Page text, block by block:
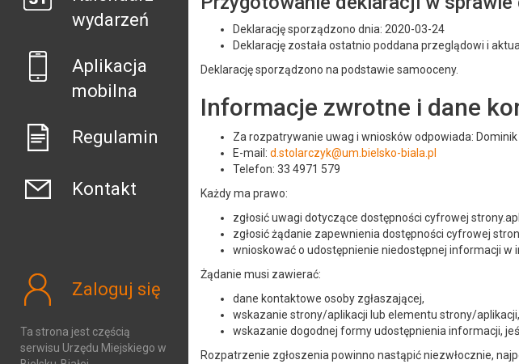
wydarzeń
Aplikacja
mobilna
Regulamin
Kontakt
Zaloguj się
Ta strona jest częścią
serwisu Urzędu Miejskiego w
Deklarację sporządzono dnia: 2020-03-24
Deklarację została ostatnio poddana przeglądowi i
Deklarację sporządzono na podstawie samooceny.
Informacje zwrotne i dane
Za rozpatrywanie uwag i wniosków odpowiada:
E-mail: d.stolarczyk@um.bielsko-biala.pl
Telefon: 33 4971 579
Każdy ma prawo:
zgłosić uwagi dotyczące dostępności cyfrowej
zgłosić żądanie zapewnienia dostępności cyfrowej
wnioskować o udostępnienie niedostępnej informacji w
Żądanie musi zawierać:
dane kontaktowe osoby zgłaszającej,
wskazanie strony/aplikacji lub elementu strony/
wskazanie dogodnej formy udostępnienia informacji,
Rozpatrzenie zgłoszenia powinno nastąpić niezwłocznie,